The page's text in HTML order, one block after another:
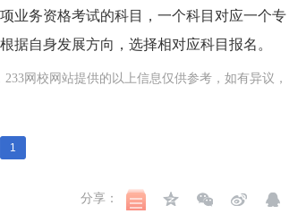
业务资格考试的科目，一个科目对应一个专
据自身发展方向，选择相对应科目报名。
网校网站提供的以上信息仅供参考，如有异议，
1
分享：